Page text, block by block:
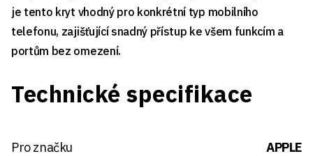
je tento kryt vhodný pro konkrétní typ mobilního
telefonu, zajišťující snadný přístup ke všem funkcím a
portům bez omezení.
Technické specifikace
Pro značku APPLE